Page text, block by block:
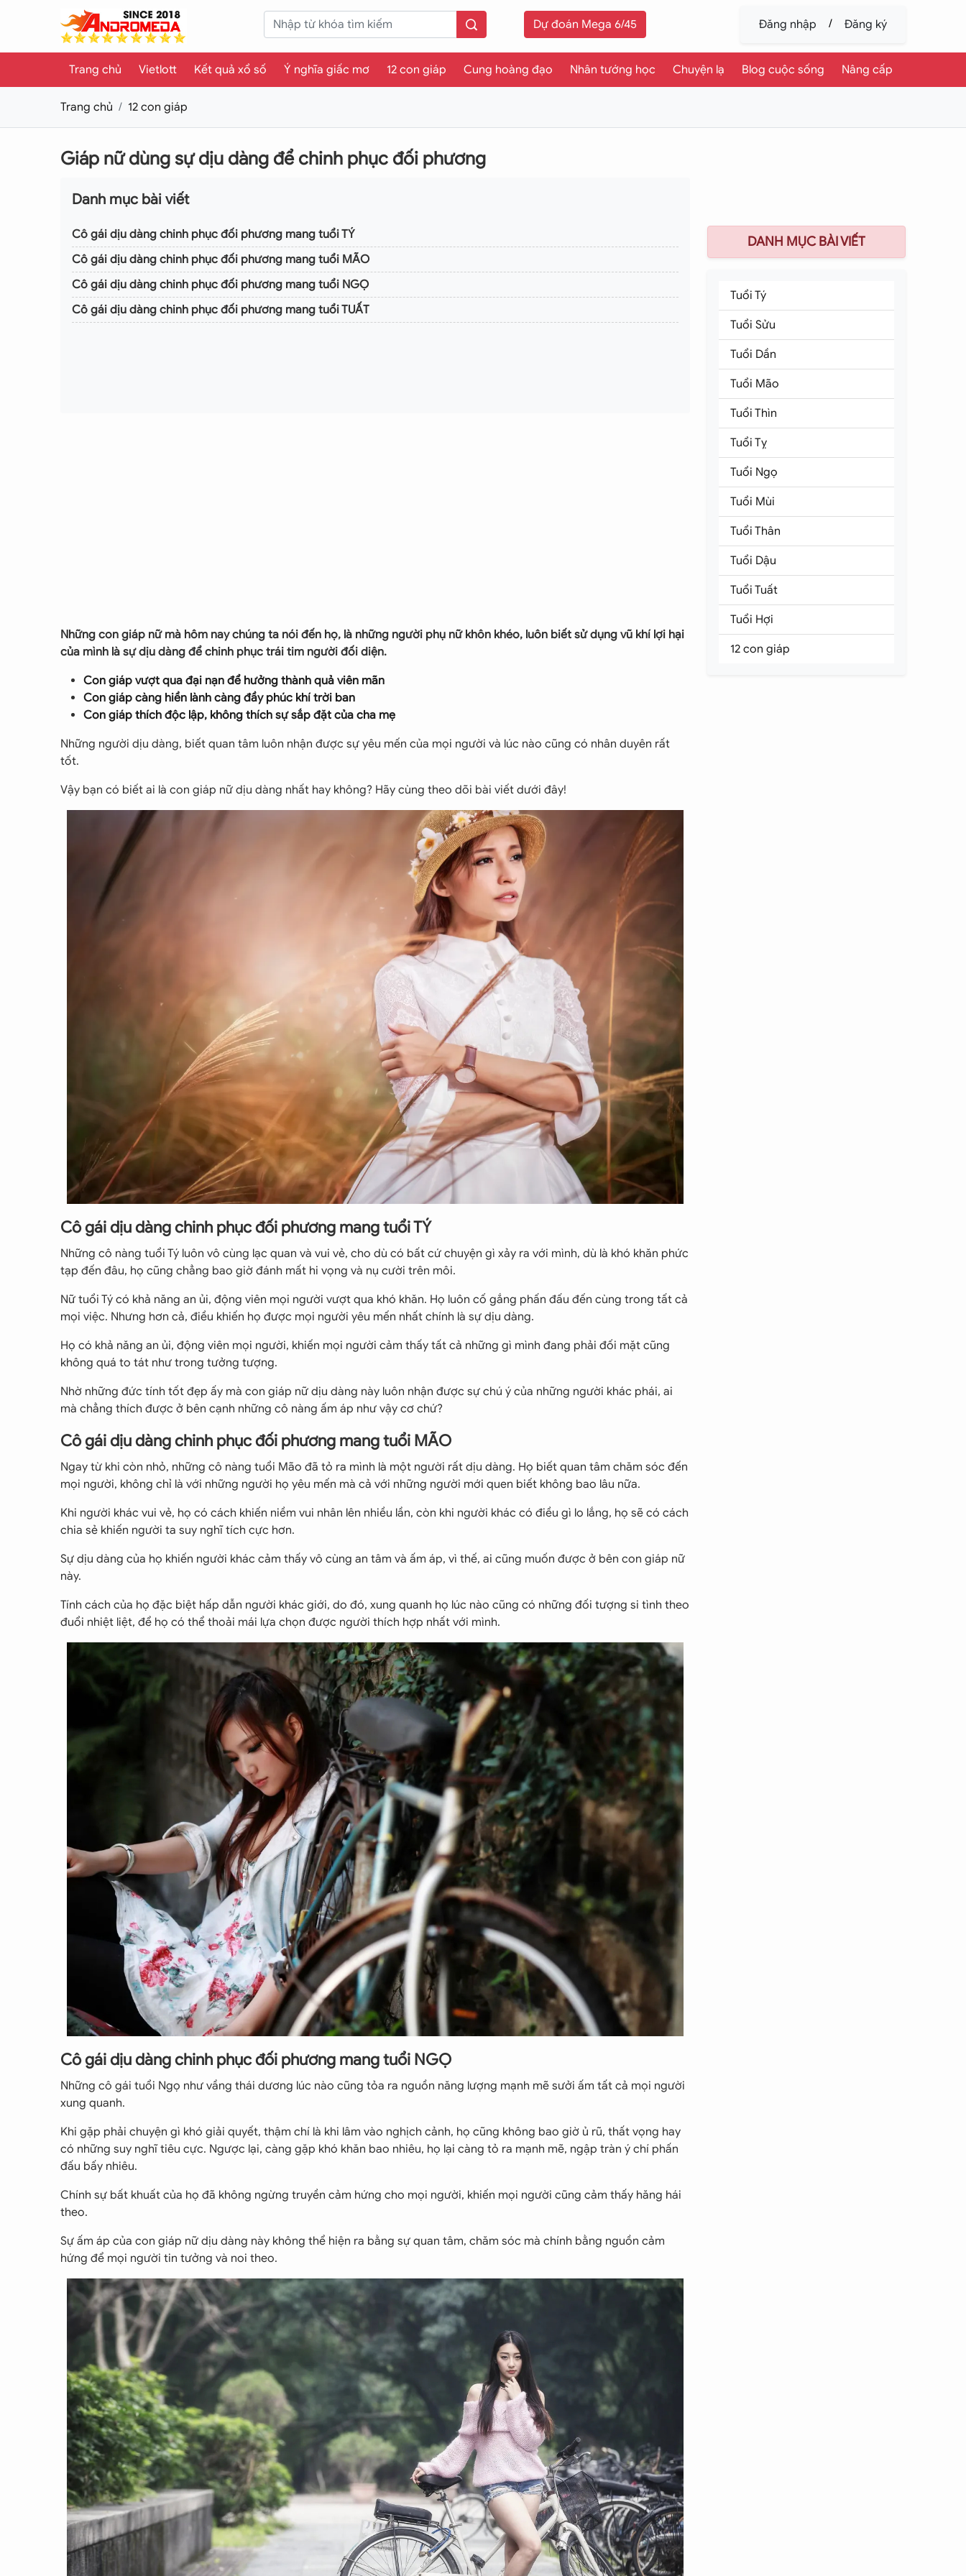
Dự đoán Mega 6/45 Đăng nhập / Đăng ký
Trang chủ Vietlott Kết quả xổ số Ý nghĩa giấc mơ 12 con giáp Cung hoàng đạo Nhân tướng học Chuyện lạ Blog cuộc sống Nâng cấp
Trang chủ 12 con giáp
Giáp nữ dùng sự dịu dàng để chinh phục đối phương
Danh mục bài viết
Cô gái dịu dàng chinh phục đối phương mang tuổi TÝ
Cô gái dịu dàng chinh phục đối phương mang tuổi MÃO
Cô gái dịu dàng chinh phục đối phương mang tuổi NGỌ
Cô gái dịu dàng chinh phục đối phương mang tuổi TUẤT
Những con giáp nữ mà hôm nay chúng ta nói đến họ, là những người phụ nữ khôn khéo, luôn biết sử dụng vũ khí lợi hại
của mình là sự dịu dàng để chinh phục trái tim người đối diện.
Con giáp vượt qua đại nạn để hưởng thành quả viên mãn
Con giáp càng hiền lành càng đầy phúc khí trời ban
Con giáp thích độc lập, không thích sự sắp đặt của cha mẹ
Những người dịu dàng, biết quan tâm luôn nhận được sự yêu mến của mọi người và lúc nào cũng có nhân duyên rất
tốt.
Vậy bạn có biết ai là con giáp nữ dịu dàng nhất hay không? Hãy cùng theo dõi bài viết dưới đây!
Cô gái dịu dàng chinh phục đối phương mang tuổi TÝ
Những cô nàng tuổi Tý luôn vô cùng lạc quan và vui vẻ, cho dù có bất cứ chuyện gì xảy ra với mình, dù là khó khăn phức
tạp đến đâu, họ cũng chẳng bao giờ đánh mất hi vọng và nụ cười trên môi.
Nữ tuổi Tý có khả năng an ủi, động viên mọi người vượt qua khó khăn. Họ luôn cố gắng phấn đấu đến cùng trong tất cả
mọi việc. Nhưng hơn cả, điều khiến họ được mọi người yêu mến nhất chính là sự dịu dàng.
Họ có khả năng an ủi, động viên mọi người, khiến mọi người cảm thấy tất cả những gì mình đang phải đối mặt cũng
không quá to tát như trong tưởng tượng.
Nhờ những đức tính tốt đẹp ấy mà con giáp nữ dịu dàng này luôn nhận được sự chú ý của những người khác phái, ai
mà chẳng thích được ở bên cạnh những cô nàng ấm áp như vậy cơ chứ?
Cô gái dịu dàng chinh phục đối phương mang tuổi MÃO
Ngay từ khi còn nhỏ, những cô nàng tuổi Mão đã tỏ ra mình là một người rất dịu dàng. Họ biết quan tâm chăm sóc đến
mọi người, không chỉ là với những người họ yêu mến mà cả với những người mới quen biết không bao lâu nữa.
Khi người khác vui vẻ, họ có cách khiến niềm vui nhân lên nhiều lần, còn khi người khác có điều gì lo lắng, họ sẽ có cách
chia sẻ khiến người ta suy nghĩ tích cực hơn.
Sự dịu dàng của họ khiến người khác cảm thấy vô cùng an tâm và ấm áp, vì thế, ai cũng muốn được ở bên con giáp nữ
này.
Tính cách của họ đặc biệt hấp dẫn người khác giới, do đó, xung quanh họ lúc nào cũng có những đối tượng si tình theo
đuổi nhiệt liệt, để họ có thể thoải mái lựa chọn được người thích hợp nhất với mình.
Cô gái dịu dàng chinh phục đối phương mang tuổi NGỌ
Những cô gái tuổi Ngọ như vầng thái dương lúc nào cũng tỏa ra nguồn năng lượng mạnh mẽ sưởi ấm tất cả mọi người
xung quanh.
Khi gặp phải chuyện gì khó giải quyết, thậm chí là khi lâm vào nghịch cảnh, họ cũng không bao giờ ủ rũ, thất vọng hay
có những suy nghĩ tiêu cực. Ngược lại, càng gặp khó khăn bao nhiêu, họ lại càng tỏ ra mạnh mẽ, ngập tràn ý chí phấn
đấu bấy nhiêu.
Chính sự bất khuất của họ đã không ngừng truyền cảm hứng cho mọi người, khiến mọi người cũng cảm thấy hăng hái
theo.
Sự ấm áp của con giáp nữ dịu dàng này không thể hiện ra bằng sự quan tâm, chăm sóc mà chính bằng nguồn cảm
hứng để mọi người tin tưởng và noi theo.
DANH MỤC BÀI VIẾT
Tuổi Tý
Tuổi Sửu
Tuổi Dần
Tuổi Mão
Tuổi Thìn
Tuổi Tỵ
Tuổi Ngọ
Tuổi Mùi
Tuổi Thân
Tuổi Dậu
Tuổi Tuất
Tuổi Hợi
12 con giáp